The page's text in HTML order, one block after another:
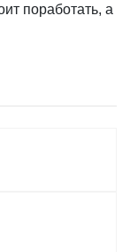
поработать, а